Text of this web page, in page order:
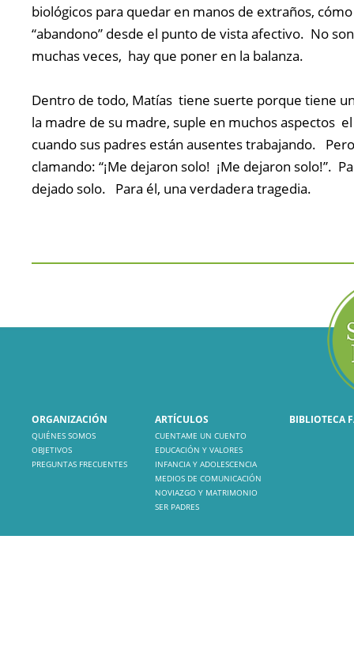
biológicos para quedar en manos de extraños,
“abandono” desde el punto de vista afectivo. No
muchas veces, hay que poner en la balanza.
Dentro de todo, Matías tiene suerte porque tiene
la madre de su madre, suple en muchos aspectos
cuando sus padres están ausentes trabajando.
clamando: “¡Me dejaron solo! ¡Me dejaron solo!”.
dejado solo. Para él, una verdadera tragedia.
ORGANIZACIÓN
QUIÉNES SOMOS
OBJETIVOS
PREGUNTAS FRECUENTES
ARTÍCULOS
CUENTAME UN CUENTO
EDUCACIÓN Y VALORES
INFANCIA Y ADOLESCENCIA
MEDIOS DE COMUNICACIÓN
NOVIAZGO Y MATRIMONIO
SER PADRES
BIBLIOTECA